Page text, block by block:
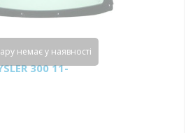
300 11-
немає у наявності